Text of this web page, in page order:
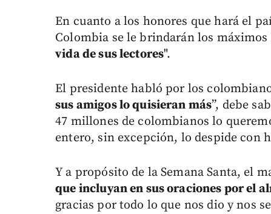
En cuanto a los honores que hará el
Colombia se le brindarán los máximos
vida de sus lectores".
El presidente habló por los
sus amigos lo quisieran más”, debe
47 millones de colombianos lo
entero, sin excepción, lo despide con
Y a propósito de la Semana Santa, el
que incluyan en sus oraciones por el
gracias por todo lo que nos dio y nos